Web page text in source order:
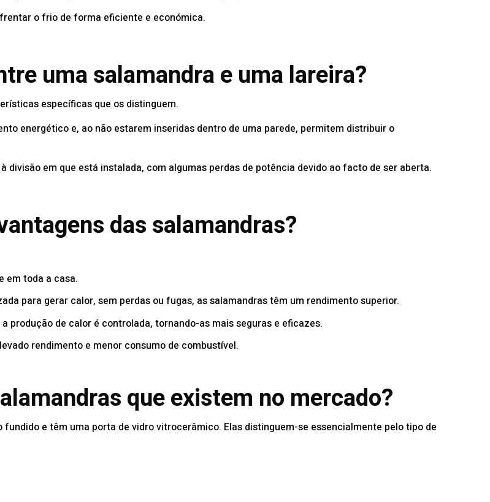
o frio de forma eficiente e económica.
uma salamandra e uma lareira?
específicas que os distinguem.
energético e, ao não estarem inseridas dentro de uma parede, permitem distribuir o
em que está instalada, com algumas perdas de potência devido ao facto de ser aberta.
das salamandras?
em toda a casa.
para gerar calor, sem perdas ou fugas, as salamandras têm um rendimento superior.
produção de calor é controlada, tornando-as mais seguras e eficazes.
rendimento e menor consumo de combustível.
que existem no mercado?
e têm uma porta de vidro vitrocerâmico. Elas distinguem-se essencialmente pelo tipo de